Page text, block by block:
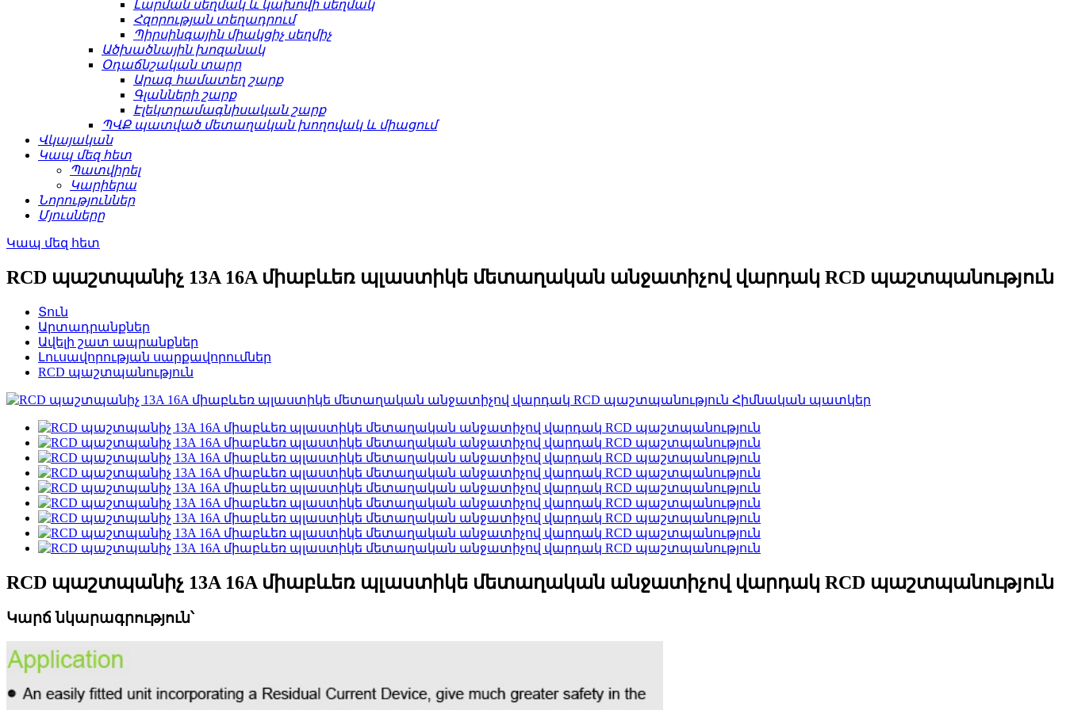
Լարման սեղմակ և կախովի սեղմակ
Հզորության տեղադրում
Պիրսինգային միակցիչ սեղմիչ
Ածխածնային խոզանակ
Օդաճնշական տարր
Արագ համատեղ շարք
Գլանների շարք
Էլեկտրամագնիսական շարք
ՊՎՔ պատված մետաղական խողովակ և միացում
Վկայական
Կապ մեզ հետ
Պատվիրել
Կարիերա
Նորություններ
Մյուսները
Կապ մեզ հետ
RCD պաշտպանիչ 13A 16A միաբևեռ պլաստիկե մետաղական անջատիչով վարդակ RCD պաշտպանություն
Տուն
Արտադրանքներ
Ավելի շատ ապրանքներ
Լուսավորության սարքավորումներ
RCD պաշտպանություն
RCD պաշտպանիչ 13A 16A միաբևեռ պլաստիկե մետաղական անջատիչով վարդակ RCD պաշտպանություն
Կարճ նկարագրություն՝